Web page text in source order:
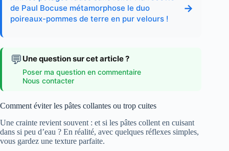
de Paul Bocuse métamorphose le duo
poireaux-pommes de terre en pur velours !
→
💬 Une question sur cet article ?
Poser ma question en commentaire
Nous contacter
Comment éviter les pâtes collantes ou trop cuites
Une crainte revient souvent : et si les pâtes collent en cuisant
dans si peu d’eau ? En réalité, avec quelques réflexes simples,
vous gardez une texture parfaite.